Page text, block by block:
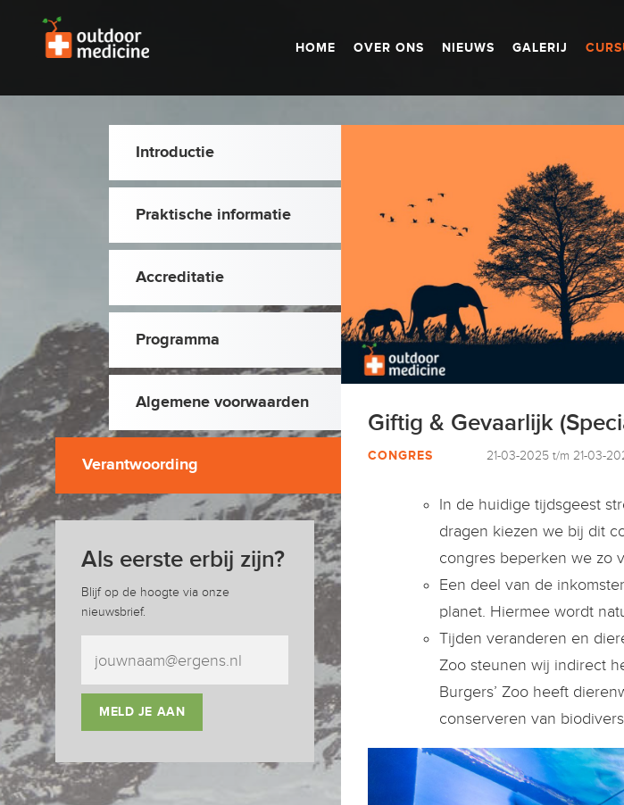
HOME OVER ONS NIEUWS GALERIJ
Introductie
Praktische informatie
Accreditatie
Programma
Algemene voorwaarden
Verantwoording
Als eerste erbij zijn?
Blijf op de hoogte via onze
nieuwsbrief.
MELD JE AAN
Giftig & Gevaarlijk
CONGRES 21-03-2025 t/m 21-03-
In de huidige tijdsgeest
dragen kiezen we bij dit
congres beperken we zo
Een deel van de
planet. Hiermee wordt
Tijden veranderen en
Zoo steunen wij indirect
Burgers’ Zoo heeft
conserveren van